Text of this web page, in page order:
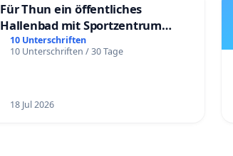
Für Thun ein öffentliches
Hallenbad mit Sportzentrum
schaffen
10 Unterschriften
10 Unterschriften / 30 Tage
18 Jul 2026